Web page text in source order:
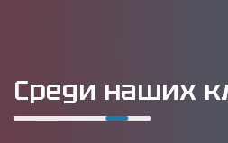
Среди наших